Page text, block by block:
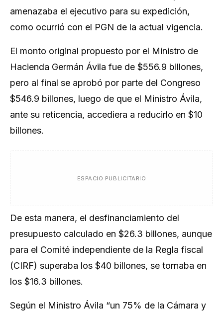
amenazaba el ejecutivo para su expedición,
como ocurrió con el PGN de la actual vigencia.
El monto original propuesto por el Ministro de
Hacienda Germán Ávila fue de $556.9 billones,
pero al final se aprobó por parte del Congreso
$546.9 billones, luego de que el Ministro Ávila,
ante su reticencia, accediera a reducirlo en $10
billones.
ESPACIO PUBLICITARIO
De esta manera, el desfinanciamiento del
presupuesto calculado en $26.3 billones, aunque
para el Comité independiente de la Regla fiscal
(CIRF) superaba los $40 billones, se tornaba en
los $16.3 billones.
Según el Ministro Ávila “un 75% de la Cámara y